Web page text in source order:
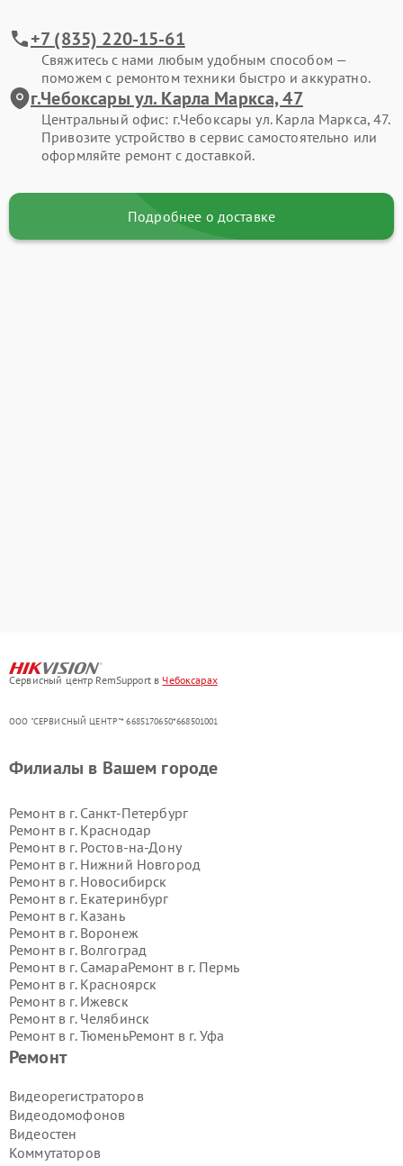
+7 (835) 220-15-61
Свяжитесь с нами любым удобным способом —
поможем с ремонтом техники быстро и аккуратно.
г.Чебоксары ул. Карла Маркса, 47
Центральный офис: г.Чебоксары ул. Карла Маркса, 47.
Привозите устройство в сервис самостоятельно или
оформляйте ремонт с доставкой.
Подробнее о доставке
Сервисный центр RemSupport в Чебоксарах
ООО "СЕРВИСНЫЙ ЦЕНТР"* 6685170650*668501001
Ремонт
Видеорегистраторов
Видеодомофонов
Видеостен
Коммутаторов
Филиалы в Вашем городе
Ремонт в г. Санкт-Петербург
Ремонт в г. Краснодар
Ремонт в г. Ростов-на-Дону
Ремонт в г. Нижний Новгород
Ремонт в г. Новосибирск
Ремонт в г. Екатеринбург
Ремонт в г. Казань
Ремонт в г. Воронеж
Ремонт в г. Волгоград
Ремонт в г. СамараРемонт в г. Пермь
Ремонт в г. Красноярск
Ремонт в г. Ижевск
Ремонт в г. Челябинск
Ремонт в г.ТюменьРемонт в г. Уфа
Ремонт в г.
Ремонт в г.
Ремонт в г.Барнаул
Ремонт в г.Тольятти
Ремонт в г.
Ремонт в г.Томск